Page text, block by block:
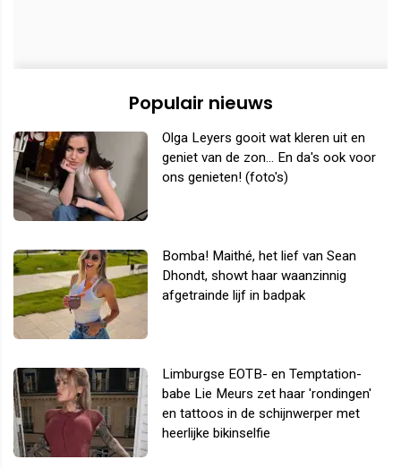
Populair nieuws
Olga Leyers gooit wat kleren uit en
geniet van de zon... En da's ook voor
ons genieten! (foto's)
Bomba! Maithé, het lief van Sean
Dhondt, showt haar waanzinnig
afgetrainde lijf in badpak
Limburgse EOTB- en Temptation-
babe Lie Meurs zet haar 'rondingen'
en tattoos in de schijnwerper met
heerlijke bikinselfie